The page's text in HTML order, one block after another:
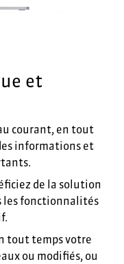
et
courant, en tout
informations et
de la solution
les fonctionnalités
tout temps votre
ou modifiés, ou